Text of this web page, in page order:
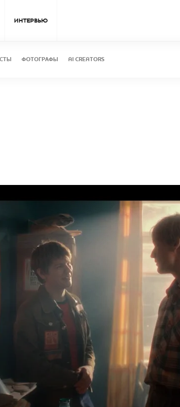
ИНТЕРВЬЮ
ФОТОГРАФЫ AI CREATORS